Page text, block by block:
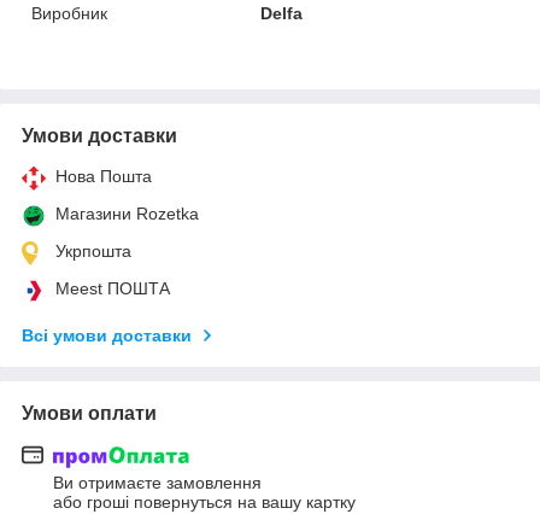
Виробник
Delfa
Умови доставки
Нова Пошта
Магазини Rozetka
Укрпошта
Meest ПОШТА
Всі умови доставки
Умови оплати
Ви отримаєте замовлення
або гроші повернуться на вашу картку